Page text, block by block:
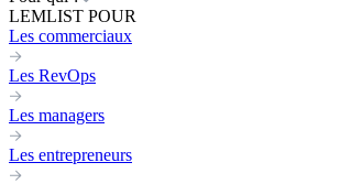
LEMLIST POUR
Les commerciaux
Les RevOps
Les managers
Les entrepreneurs